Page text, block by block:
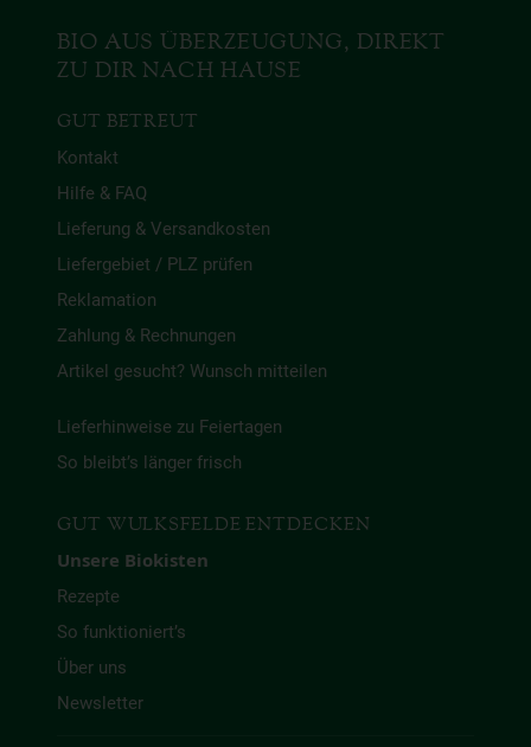
BIO AUS ÜBERZEUGUNG, DIREKT
ZU DIR NACH HAUSE
GUT BETREUT
Kontakt
Hilfe & FAQ
Lieferung & Versandkosten
Liefergebiet / PLZ prüfen
Reklamation
Zahlung & Rechnungen
Artikel gesucht? Wunsch mitteilen
Lieferhinweise zu Feiertagen
So bleibt’s länger frisch
GUT WULKSFELDE ENTDECKEN
Unsere Biokisten
Rezepte
So funktioniert’s
Über uns
Newsletter